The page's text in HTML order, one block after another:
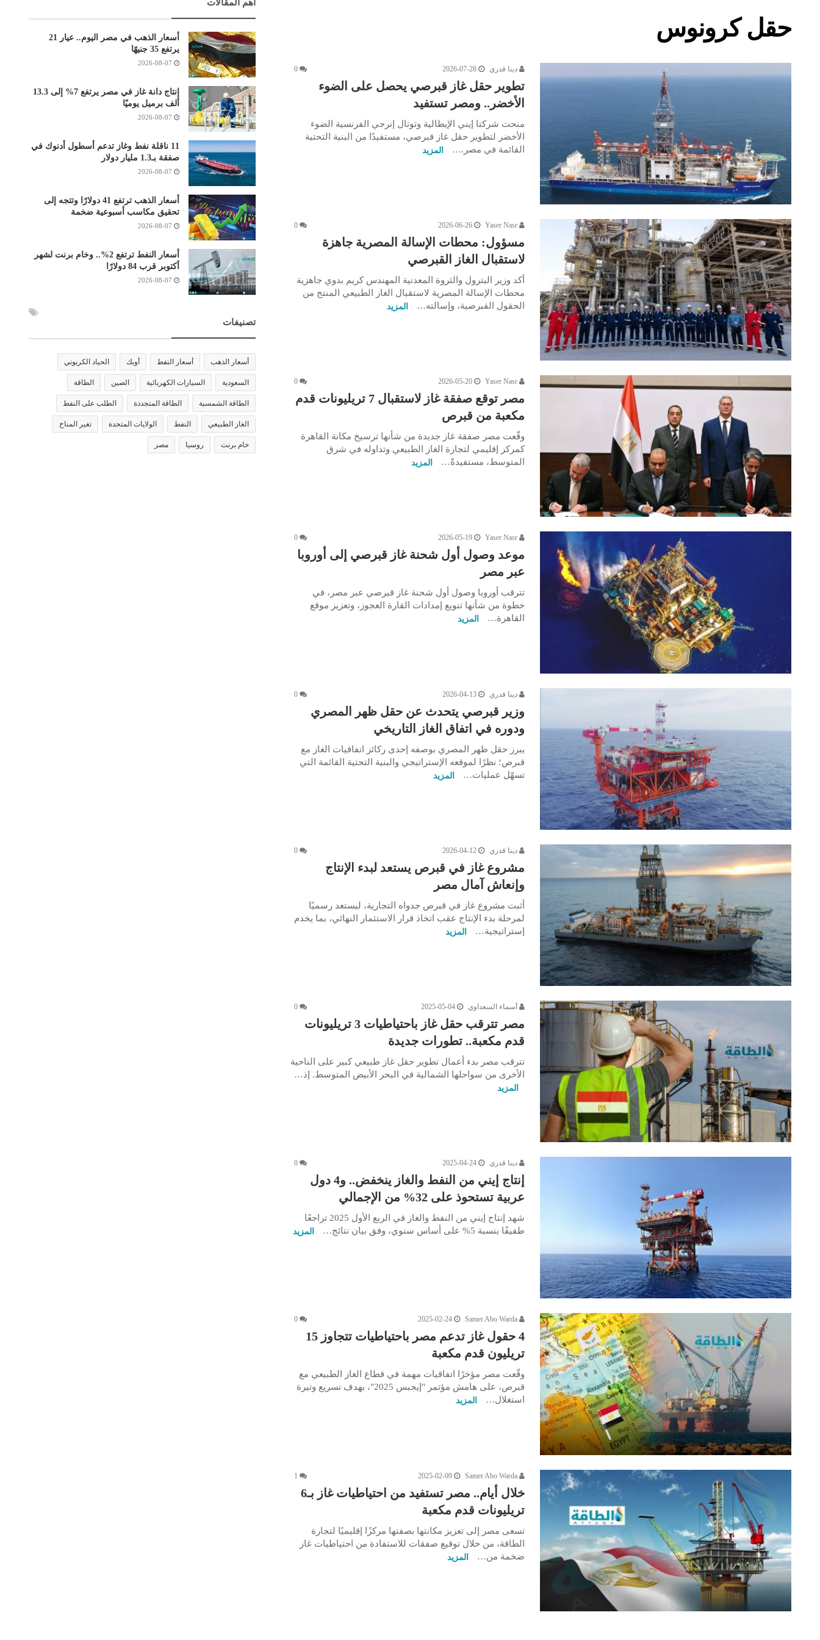
حقل كرونوس
دينا قدري 2026-07-28
0
تطوير حقل غاز قبرصي يحصل على الضوء
الأخضر.. ومصر تستفيد
منحت شركتا إيني الإيطالية وتوتال إنرجي الفرنسية الضوء
الأخضر لتطوير حقل غاز قبرصي، مستفيدًا من البنية التحتية
القائمة في مصر.…
المزيد
Yaser Nasr
2026-06-26
0
مسؤول: محطات الإسالة المصرية جاهزة
لاستقبال الغاز القبرصي
أكد وزير البترول والثروة المعدنية المهندس كريم بدوي جاهزية
محطات الإسالة المصرية لاستقبال الغاز الطبيعي المنتج من
الحقول القبرصية، وإسالته…
المزيد
Yaser Nasr
2026-05-20
0
مصر توقع صفقة غاز لاستقبال 7 تريليونات قدم
مكعبة من قبرص
وقّعت مصر صفقة غاز جديدة من شأنها ترسيخ مكانة القاهرة
كمركز إقليمي لتجارة الغاز الطبيعي وتداوله في شرق
المتوسط، مستفيدةً…
المزيد
Yaser Nasr
2026-05-19
0
موعد وصول أول شحنة غاز قبرصي إلى أوروبا
عبر مصر
تترقب أوروبا وصول أول شحنة غاز قبرصي عبر مصر، في
خطوة من شأنها تنويع إمدادات القارة العجوز، وتعزيز موقع
القاهرة…
المزيد
دينا قدري 2026-04-13
0
وزير قبرصي يتحدث عن حقل ظهر المصري
ودوره في اتفاق الغاز التاريخي
يبرز حقل ظهر المصري بوصفه إحدى ركائز اتفاقيات الغاز مع
قبرص؛ نظرًا لموقعه الإستراتيجي والبنية التحتية القائمة التي
تسهّل عمليات…
المزيد
دينا قدري 2026-04-12
0
مشروع غاز في قبرص يستعد لبدء الإنتاج
وإنعاش آمال مصر
أثبت مشروع غاز في قبرص جدواه التجارية، ليستعد رسميًا
لمرحلة بدء الإنتاج عقب اتخاذ قرار الاستثمار النهائي، بما يخدم
إستراتيجية…
المزيد
أسماء السعداوي 2025-05-04
0
مصر تترقب حقل غاز باحتياطيات 3 تريليونات
قدم مكعبة.. تطورات جديدة
تترقب مصر بدء أعمال تطوير حقل غاز طبيعي كبير على الناحية
الأخرى من سواحلها الشمالية في البحر الأبيض المتوسط. إذ…
المزيد
دينا قدري 2025-04-24
0
إنتاج إيني من النفط والغاز ينخفض.. و4 دول
عربية تستحوذ على 32% من الإجمالي
شهد إنتاج إيني من النفط والغاز في الربع الأول 2025 تراجعًا
طفيفًا بنسبة 5% على أساس سنوي، وفق بيان نتائج…
المزيد
Samer Abo Warda
2025-02-24
0
4 حقول غاز تدعم مصر باحتياطيات تتجاوز 15
تريليون قدم مكعبة
وقّعت مصر مؤخرًا اتفاقيات مهمة في قطاع الغاز الطبيعي مع
قبرص، على هامش مؤتمر "إيجبس 2025"، بهدف تسريع وتيرة
استغلال…
المزيد
Samer Abo Warda
2025-02-09
1
خلال أيام.. مصر تستفيد من احتياطيات غاز بـ6
تريليونات قدم مكعبة
تسعى مصر إلى تعزيز مكانتها بصفتها مركزًا إقليميًا لتجارة
الطاقة، من خلال توقيع صفقات للاستفادة من احتياطيات غاز
ضخمة من…
المزيد
أهم المقالات
أسعار الذهب في مصر اليوم.. عيار 21
يرتفع 35 جنيهًا
2026-08-07
إنتاج دانة غاز في مصر يرتفع 7% إلى 13.3
ألف برميل يوميًا
2026-08-07
11 ناقلة نفط وغاز تدعم أسطول أدنوك في
صفقة بـ1.3 مليار دولار
2026-08-07
أسعار الذهب ترتفع 41 دولارًا وتتجه إلى
تحقيق مكاسب أسبوعية ضخمة
2026-08-07
أسعار النفط ترتفع 2%.. وخام برنت لشهر
أكتوبر قرب 84 دولارًا
2026-08-07
تصنيفات
أسعار الذهب أسعار النفط أوبك الحياد الكربوني
السعودية السيارات الكهربائية الصين الطاقة
الطاقة الشمسية الطاقة المتجددة الطلب على النفط
الغاز الطبيعي النفط الولايات المتحدة تغير المناخ
خام برنت روسيا مصر